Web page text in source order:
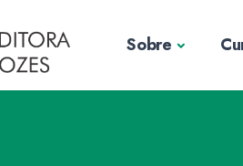
Sobre